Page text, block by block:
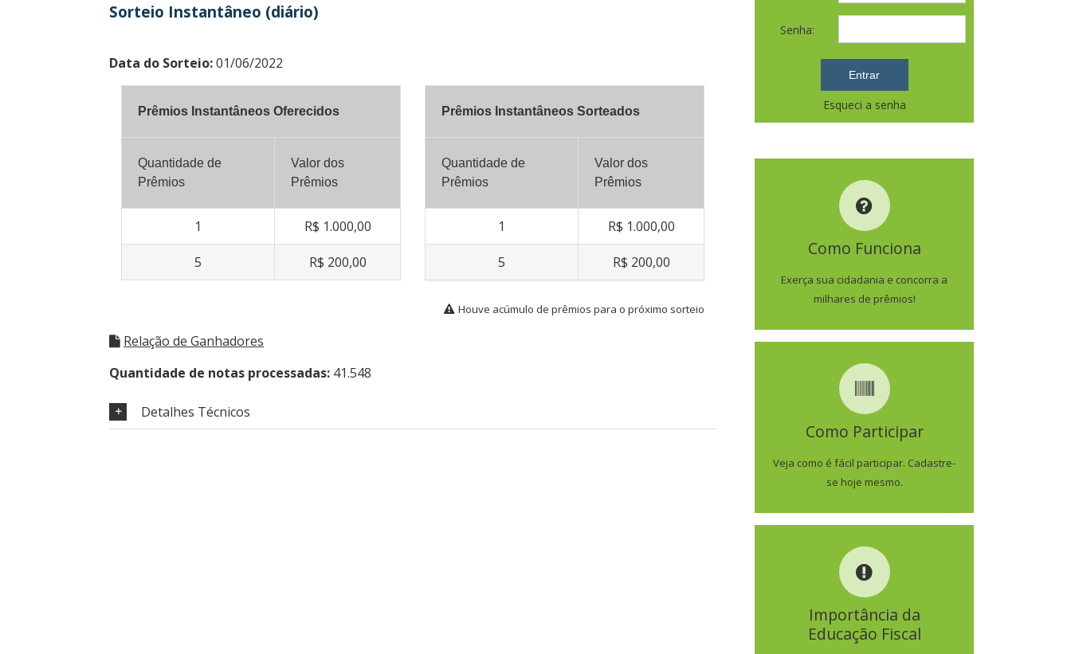
Sorteio Instantâneo (diário)
Data do Sorteio:01/06/2022
Prêmios Instantâneos Oferecidos
Quantidade de
Prêmios
Valor dos
Prêmios
1 R$ 1.000,00
5 R$ 200,00
Prêmios Instantâneos Sorteados
Quantidade de
Prêmios
Valor dos
Prêmios
1 R$ 1.000,00
5 R$ 200,00
Houve acúmulo de prêmios para o próximo sorteio
Relação de Ganhadores
Quantidade de notas processadas: 41.548
Detalhes Técnicos
Senha:
Esqueci a senha
Como Funciona
Exerça sua cidadania e concorra a
milhares de prêmios!
COMO FUNCIONA
Como Participar
Veja como é fácil participar. Cadastre-
se hoje mesmo.
COMO PARTICIPAR
Importância da
Educação Fiscal
IMPORTÂNCIA DA
SAIBA MAIS